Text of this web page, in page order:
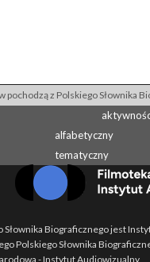
pochodzą z Polskiego Słownika
alfabetyczny
tematyczny
Słownika Biograficznego jest
Polskiego Słownika
- Instytut Audiowizualny